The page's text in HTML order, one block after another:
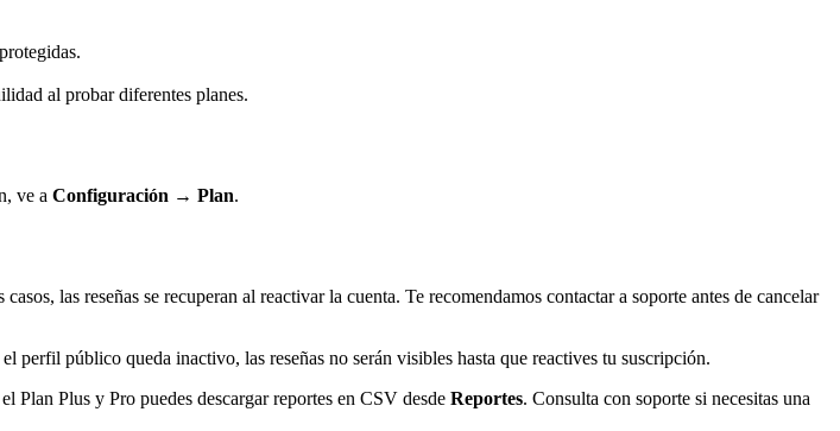
al probar diferentes planes.
ve a Configuración → Plan.
las reseñas se recuperan al reactivar la cuenta. Te recomendamos contactar a soporte antes de cancelar
perfil público queda inactivo, las reseñas no serán visibles hasta que reactives tu suscripción.
Plan Plus y Pro puedes descargar reportes en CSV desde Reportes. Consulta con soporte si necesitas una